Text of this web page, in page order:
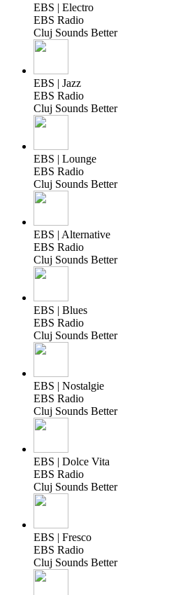
EBS | Electro
EBS Radio
Cluj Sounds Better
EBS | Jazz
EBS Radio
Cluj Sounds Better
EBS | Lounge
EBS Radio
Cluj Sounds Better
EBS | Alternative
EBS Radio
Cluj Sounds Better
EBS | Blues
EBS Radio
Cluj Sounds Better
EBS | Nostalgie
EBS Radio
Cluj Sounds Better
EBS | Dolce Vita
EBS Radio
Cluj Sounds Better
EBS | Fresco
EBS Radio
Cluj Sounds Better